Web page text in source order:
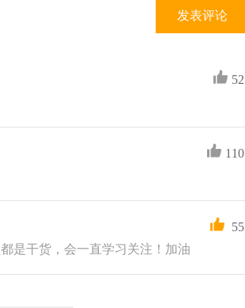
发表评论
52
110
55
是干货，会一直学习关注！加油